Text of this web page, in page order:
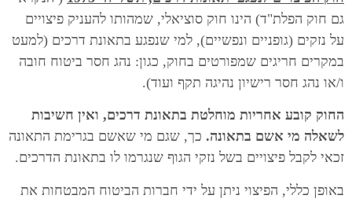
גם חוק הפלת"ד) הינו חוק סוציאלי, שמהותו להעניק פיצויים
על נזקים (גופניים ונפשיים), למי שנפגע בתאונת דרכים (למעט
במקרים חריגים שמפורטים בחוק, כגון: נהג חסר ביטוח חובה
ו/או נהג חסר רישיון נהיגה תקף ועוד).
החוק קובע אחריות מוחלטת בתאונת דרכים, ואין חשיבות
לשאלה מי אשם בתאונה. כך, שגם מי שאשם בגרימת התאונה
זכאי לקבל פיצויים בשל נזקי הגוף שנגרמו לו בתאונת הדרכים.
באופן כללי, הפיצוי ניתן על ידי חברות הביטוח המבטחות את